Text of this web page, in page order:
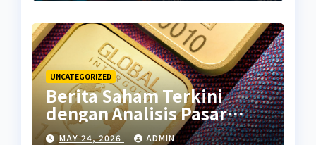
UNCATEGORIZED
Berita Saham Terkini
dengan Analisis Pasar
Global
MAY 24, 2026 ADMIN